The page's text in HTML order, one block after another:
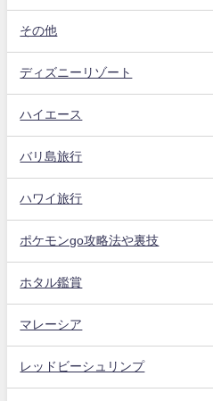
その他
ディズニーリゾート
ハイエース
バリ島旅行
ハワイ旅行
ポケモンgo攻略法や裏技
ホタル鑑賞
マレーシア
レッドビーシュリンプ